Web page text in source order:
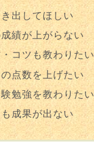
出してほしい
績が上がらない
コツも教わりたい
点数を上げたい
勉強を教わりたい
成果が出ない